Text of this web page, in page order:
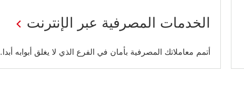
الخدمات المصرفية عبر الإنترنت
أتمم معاملاتك المصرفية بأمان في الفرع الذي لا يغلق أبوابه أبدا.